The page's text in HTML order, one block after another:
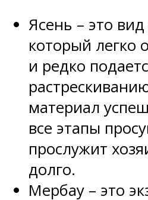
Ясень – это
который легко
и редко
материал
все этапы
прослужит
долго.
Мербау – это